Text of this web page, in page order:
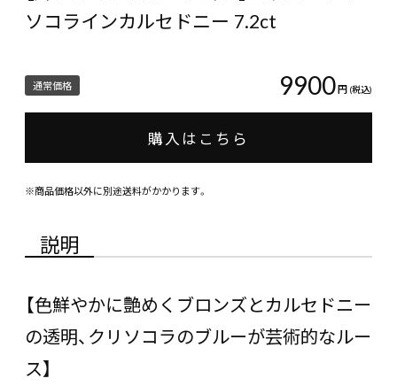
ソコラインカルセドニー 7.2ct
通常価格 9900円 (税込)
購入はこちら
※商品価格以外に別途送料がかかります。
説明
【色鮮やかに艶めくブロンズとカルセドニー
の透明、クリソコラのブルーが芸術的なルー
ス】